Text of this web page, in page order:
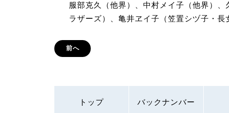
服部克久（他界）、中村メイ子（他界）
ラザーズ）、亀井ヱイ子（笠置シヅ子・
前へ
トップ バックナンバー